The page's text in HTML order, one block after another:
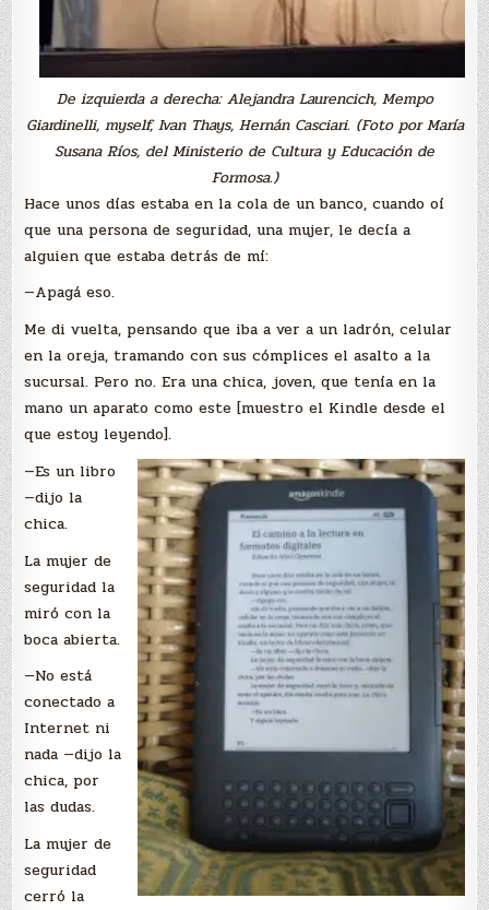
De izquierda a derecha: Alejandra Laurencich, Mempo
Giardinelli, myself, Ivan Thays, Hernán Casciari. (Foto por María
Susana Ríos, del Ministerio de Cultura y Educación de
Formosa.)
Hace unos días estaba en la cola de un banco, cuando oí
que una persona de seguridad, una mujer, le decía a
alguien que estaba detrás de mí:
—Apagá eso.
Me di vuelta, pensando que iba a ver a un ladrón, celular
en la oreja, tramando con sus cómplices el asalto a la
sucursal. Pero no. Era una chica, joven, que tenía en la
mano un aparato como este [muestro el Kindle desde el
que estoy leyendo].
—Es un libro
—dijo la
chica.
La mujer de
seguridad la
miró con la
boca abierta.
—No está
conectado a
Internet ni
nada —dijo la
chica, por
las dudas.
La mujer de
seguridad
cerró la